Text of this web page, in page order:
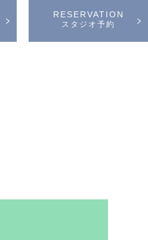
RESERVATION
スタジオ予約